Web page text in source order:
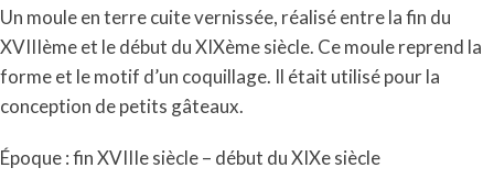
Un moule en terre cuite vernissée, réalisé entre la fin du
XVIIIème et le début du XIXème siècle. Ce moule reprend la
forme et le motif d’un coquillage. Il était utilisé pour la
conception de petits gâteaux.
Époque : fin XVIIIe siècle – début du XIXe siècle